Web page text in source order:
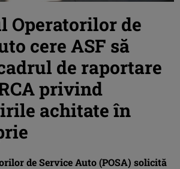
Operatorilor de
cere ASF să
de raportare
privind
achitate în
de Service Auto (POSA) solicită